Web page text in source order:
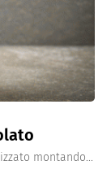
montando...